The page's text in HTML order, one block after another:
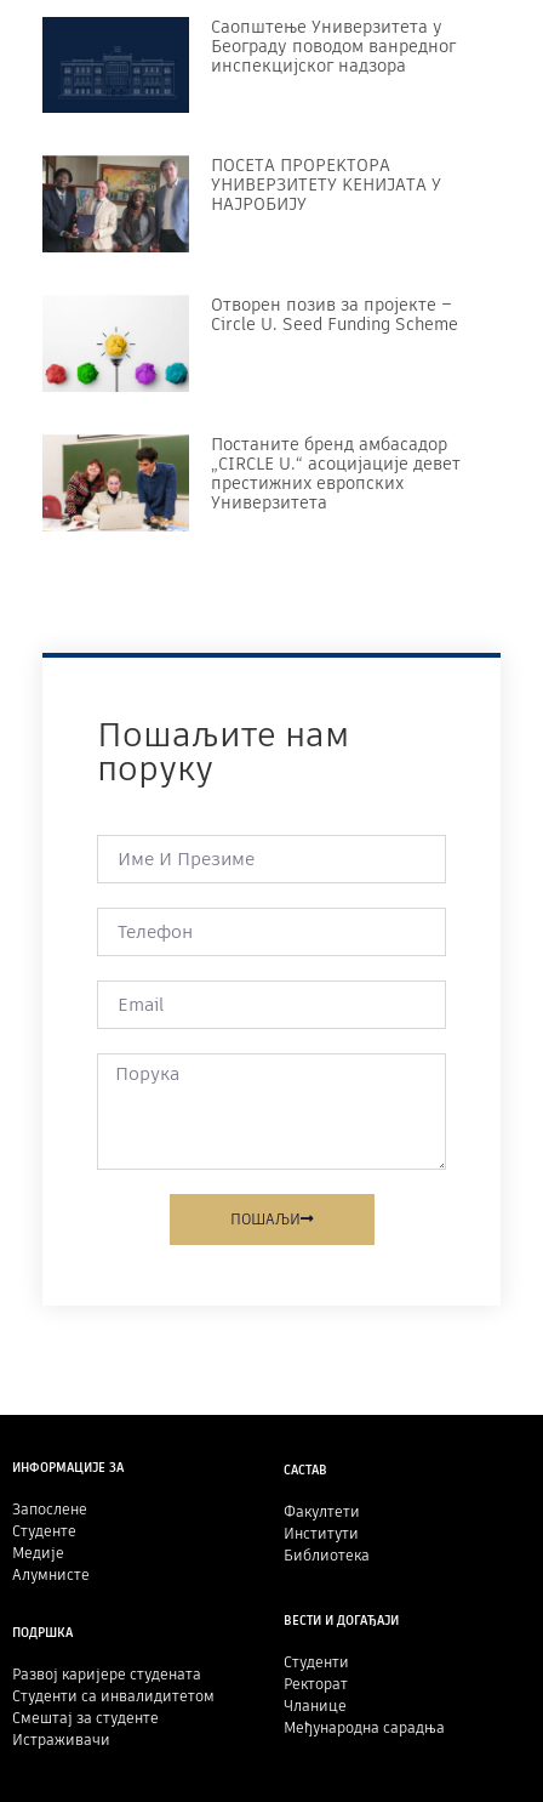
Саопштење Универзитета у
Београду поводом ванредног
инспекцијског надзора
ПОСЕТА ПРОРЕKТОРА
УНИВЕРЗИТЕТУ KЕНИЈАТА У
НАЈРОБИЈУ
Отворен позив за пројекте –
Circle U. Seed Funding Scheme
Постаните бренд амбасадор
„CIRCLE U.“ асоцијације девет
престижних европских
Универзитета
Пошаљите нам
поруку
ПОШАЉИ
ИНФОРМАЦИЈЕ ЗА
Запослене
Студенте
Медије
Алумнисте
САСТАВ
Факултети
Институти
Библиотека
ПОДРШКА
Развој каријере студената
Студенти са инвалидитетом
Смештај за студенте
Истраживачи
ВЕСТИ И ДОГАЂАЈИ
Студенти
Ректорат
Чланице
Међународна сарадња